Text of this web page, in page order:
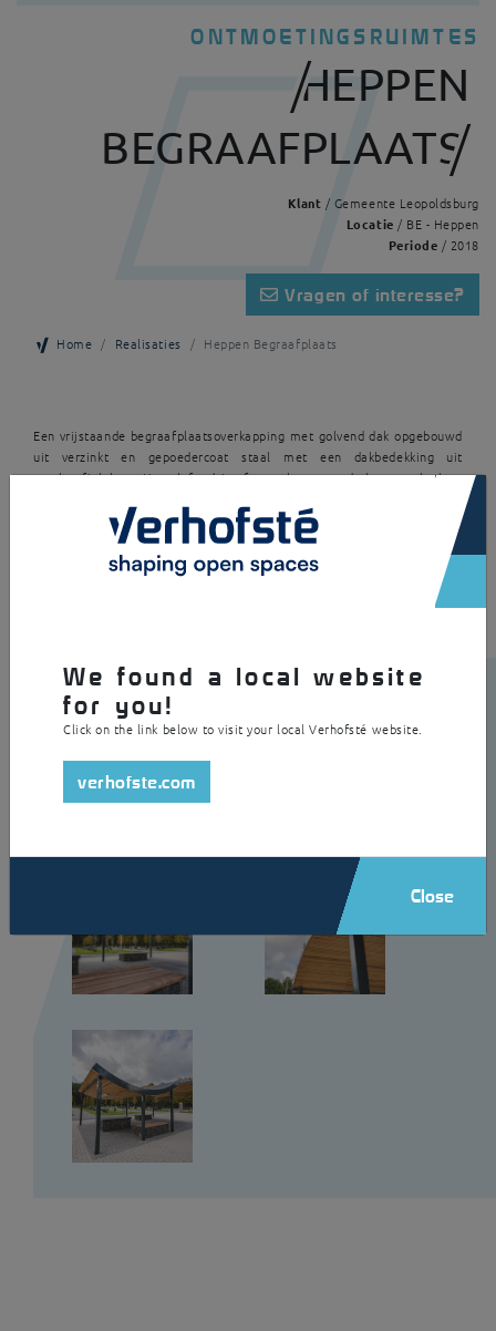
ONTMOETINGSRUIMTES
HEPPEN
BEGRAAFPLAATS
Klant / Gemeente Leopoldsburg
Locatie / BE - Heppen
Periode / 2018
Vragen of interesse?
Home Realisaties Heppen Begraafplaats
Een vrijstaande begraafplaatsoverkapping met golvend dak opgebouwd
uit verzinkt en gepoedercoat staal met een dakbedekking uit
staalprofielplaat. Het plafond is afgewerkt met cederhouten planken.
boeiboorden. Ze is voorzien van een geïntegreerd
regenwaterafvoersysteem.
×
We found a local website
for you!
Click on the link below to visit your local Verhofsté website.
verhofste.com
Close